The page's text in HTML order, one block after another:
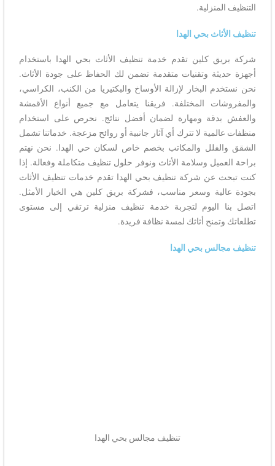
التنظيف المنزلية.
تنظيف الأثاث بحي الهدا
شركة بريق كلين تقدم خدمة تنظيف الأثاث بحي الهدا باستخدام
أجهزة حديثة وتقنيات متقدمة تضمن لك الحفاظ على جودة الأثاث.
نحن نستخدم البخار لإزالة الأوساخ والبكتيريا من الكنب، الكراسي،
والمفروشات المختلفة. فريقنا يتعامل مع جميع أنواع الأقمشة
والعفش بدقة ومهارة لضمان أفضل نتائج. نحرص على استخدام
منظفات عالمية لا تترك أي آثار جانبية أو روائح مزعجة. خدماتنا تشمل
الشقق والفلل والمكاتب بخصم خاص لسكان حي الهدا. نحن نهتم
براحة العميل وسلامة الأثاث ونوفر حلول تنظيف متكاملة وفعالة. إذا
كنت تبحث عن شركة تنظيف بحي الهدا تقدم خدمات تنظيف الأثاث
بجودة عالية وسعر مناسب، فشركة بريق كلين هي الخيار الأمثل.
اتصل بنا اليوم لتجربة خدمة تنظيف منزلية ترتقي إلى مستوى
تطلعاتك وتمنح أثاثك لمسة نظافة فريدة.
تنظيف مجالس بحي الهدا
تنظيف مجالس بحي الهدا